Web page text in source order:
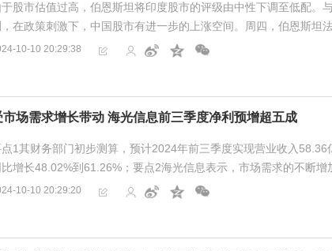
于股市估值过高，伯恩斯坦将印度股市的评级由中性下调至低配。
在政策刺激下，中国股市有进一步的上涨空间。周四，伯恩斯坦
化策略师Rupal Agarwal和Cheng Zhang发布报告称，印度市场...
10-10 20:29:38
市场需求增长带动 海光信息前三季度净利预增超五成
1其财务部门初步测算，预计2024年前三季度实现营业收入58.36
比增长48.02%到61.26%；要点2海光信息表示，市场需求的不断增
营业收入的快速增长。《科创板日报》10月10日讯（记者 郭辉）...
10-10 20:29:20